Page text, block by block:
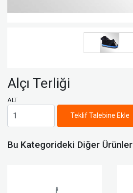
Alçı Terliği
ALT
Teklif Talebine Ekle
Bu Kategorideki Diğer Ürünler